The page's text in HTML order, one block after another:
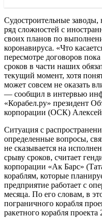
Судостроительные
ряд сложностей с
своих планов по
коронавируса. «Что
пересмотре договоров
сроков в части наших
текущий момент, хотя
может совсем не оказать
— сообщил в интервью
«Корабел.ру» президент
корпорации (ОСК)
Ситуация с
определенные вопросы,
не сказывается на
срыву сроков, считает
корпорации «Ак Барс»
кораблям, которые
предприятие работает с
месяца. По его словам, в
пограничного корабля
ракетного корабля проекта